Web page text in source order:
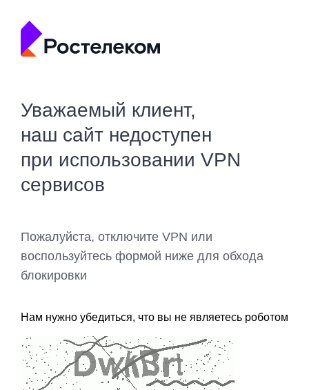
Уважаемый клиент,
наш сайт недоступен
при использовании VPN
сервисов
Пожалуйста, отключите VPN или
воспользуйтесь формой ниже для обхода
блокировки
Нам нужно убедиться, что вы не являетесь роботом